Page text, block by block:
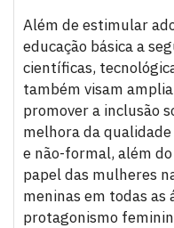
Além de estimular
educação básica a
científicas,
também visam
promover a inclusão
melhora da
e não-formal, além
papel das mulheres
meninas em todas as
protagonismo